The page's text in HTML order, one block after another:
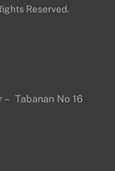
Reserved.
– Tabanan No 16